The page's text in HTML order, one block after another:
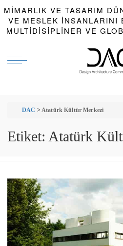
MIMARLIK VE TASARIM
VE MESLEK INSANLARINI
MULTIDISIPLINER VE
DAC > Atatürk Kültür Merkezi
Etiket: Atatürk